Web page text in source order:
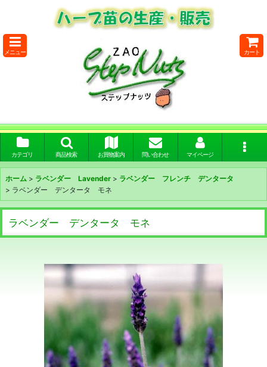
メニュー カート
カテゴリ 商品検索 お買物案内 問い合わせ マイページ
ホーム > ラベンダー Lavender > ラベンダー フレンチ デンタータ
> ラベンダー デンタータ モネ
ラベンダー デンタータ モネ